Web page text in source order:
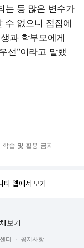
는 등 많은 변수가
수 없으니 점집에
과 학부모에게
선"이라고 말했
습 및 활용 금지
웹에서 보기
보기
터
공지사항